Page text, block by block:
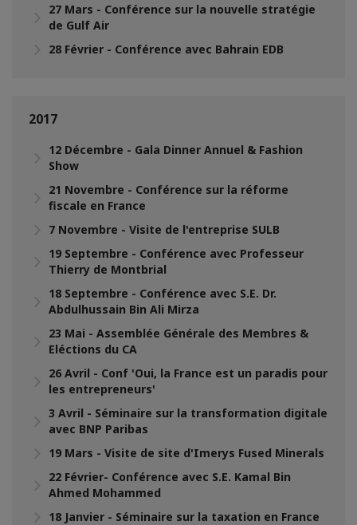
27 Mars - Conférence sur la nouvelle stratégie
de Gulf Air
28 Février - Conférence avec Bahrain EDB
2017
12 Décembre - Gala Dinner Annuel & Fashion
Show
21 Novembre - Conférence sur la réforme
fiscale en France
7 Novembre - Visite de l'entreprise SULB
19 Septembre - Conférence avec Professeur
Thierry de Montbrial
18 Septembre - Conférence avec S.E. Dr.
Abdulhussain Bin Ali Mirza
23 Mai - Assemblée Générale des Membres &
Eléctions du CA
26 Avril - Conf 'Oui, la France est un paradis pour
les entrepreneurs'
3 Avril - Séminaire sur la transformation digitale
avec BNP Paribas
19 Mars - Visite de site d'Imerys Fused Minerals
22 Février- Conférence avec S.E. Kamal Bin
Ahmed Mohammed
18 Janvier - Séminaire sur la taxation en France